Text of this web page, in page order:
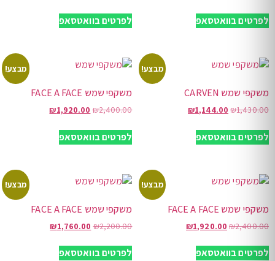
לפרטים בוואטסאפ לפרטים בוואטסאפ
מבצע!
משקפי שמש CARVEN
₪1,430.00
₪1,144.00
לפרטים בוואטסאפ
מבצע!
משקפי שמש FACE A FACE
₪2,400.00
₪1,920.00
לפרטים בוואטסאפ
מבצע!
משקפי שמש FACE A FACE
₪2,400.00
₪1,920.00
לפרטים בוואטסאפ
מבצע!
משקפי שמש FACE A FACE
₪2,200.00
₪1,760.00
לפרטים בוואטסאפ